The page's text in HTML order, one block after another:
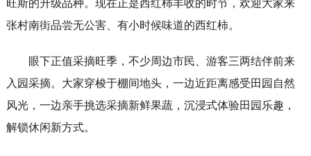
旺斯的升级品种。现在正是西红柿丰收的时节，欢迎大家来
张村南街品尝无公害、有小时候味道的西红柿。
眼下正值采摘旺季，不少周边市民、游客三两结伴前来
入园采摘。大家穿梭于棚间地头，一边近距离感受田园自然
风光，一边亲手挑选采摘新鲜果蔬，沉浸式体验田园乐趣，
解锁休闲新方式。